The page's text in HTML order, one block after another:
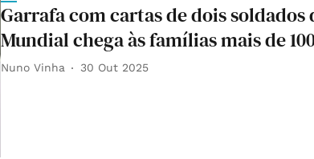
Garrafa com cartas de dois soldados
Mundial chega às famílias mais de
Nuno Vinha 30 Out 2025